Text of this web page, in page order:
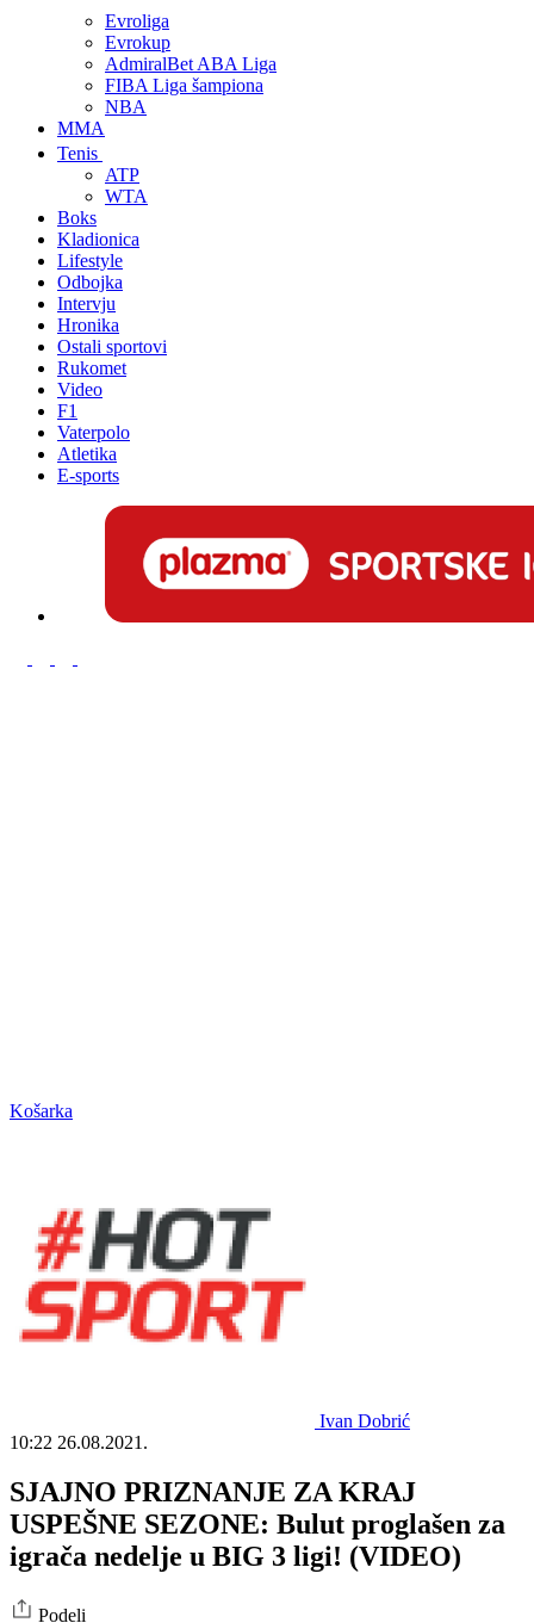
Evroliga
Evrokup
AdmiralBet ABA Liga
FIBA Liga šampiona
NBA
MMA
Tenis
ATP
WTA
Boks
Kladionica
Lifestyle
Odbojka
Intervju
Hronika
Ostali sportovi
Rukomet
Video
F1
Vaterpolo
Atletika
E-sports
Košarka
Ivan Dobrić
10:22 26.08.2021.
SJAJNO PRIZNANJE ZA KRAJ
USPEŠNE SEZONE: Bulut proglašen za
igrača nedelje u BIG 3 ligi! (VIDEO)
Podeli